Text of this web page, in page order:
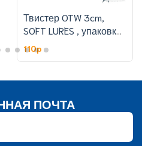
Твистер OTW 3cm,
SOFT LURES , упаковке
50 шт,цвет 301#
110p
ПОЧТА